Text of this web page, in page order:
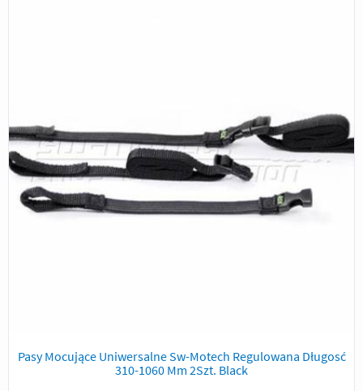
Pasy Mocujące Uniwersalne Sw-Motech Regulowana Długosć
310-1060 Mm 2Szt. Black